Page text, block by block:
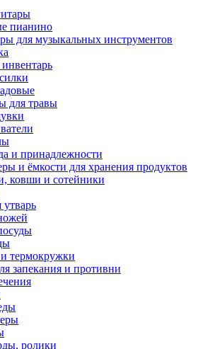
пианино
для музыкальных инструментов
для травы
и принадлежности
и ёмкости для хранения продуктов
ковши и сотейники
утварь
термокружки
запекания и противни
ролики